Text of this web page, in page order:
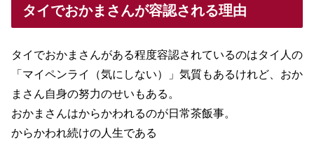
タイでおかまさんが容認される理由
タイでおかまさんがある程度容認されているのはタイ人の
「マイペンライ（気にしない）」気質もあるけれど、おか
まさん自身の努力のせいもある。
おかまさんはからかわれるのが日常茶飯事。
からかわれ続けの人生である